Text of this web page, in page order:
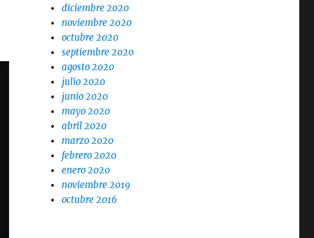
diciembre 2020
noviembre 2020
octubre 2020
septiembre 2020
agosto 2020
julio 2020
junio 2020
mayo 2020
abril 2020
marzo 2020
febrero 2020
enero 2020
noviembre 2019
octubre 2016